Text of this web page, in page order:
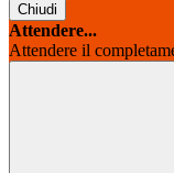
Chiudi
Attendere...
Attendere il